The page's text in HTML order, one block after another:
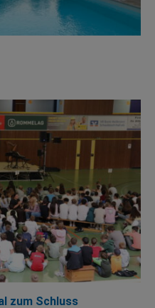
zum Schluss